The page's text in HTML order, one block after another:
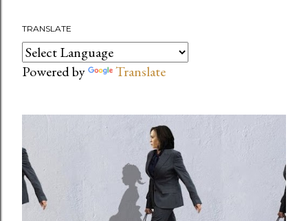
s
t
TRANSLATE
Powered by Translate